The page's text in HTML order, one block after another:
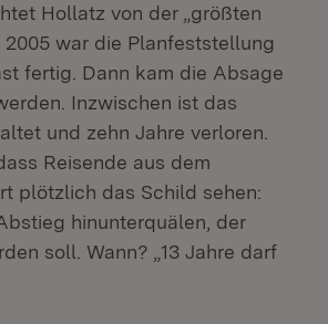
Hollatz von der „größten
war die Planfeststellung
fertig. Dann kam die Absage
Inzwischen ist das
und zehn Jahre verloren.
Reisende aus dem
plötzlich das Schild sehen:
hinunterquälen, der
soll. Wann? „13 Jahre darf